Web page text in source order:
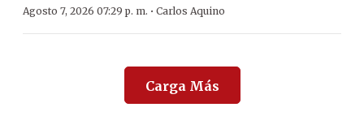
Agosto 7, 2026 07:29 p. m. · Carlos Aquino
Carga Más